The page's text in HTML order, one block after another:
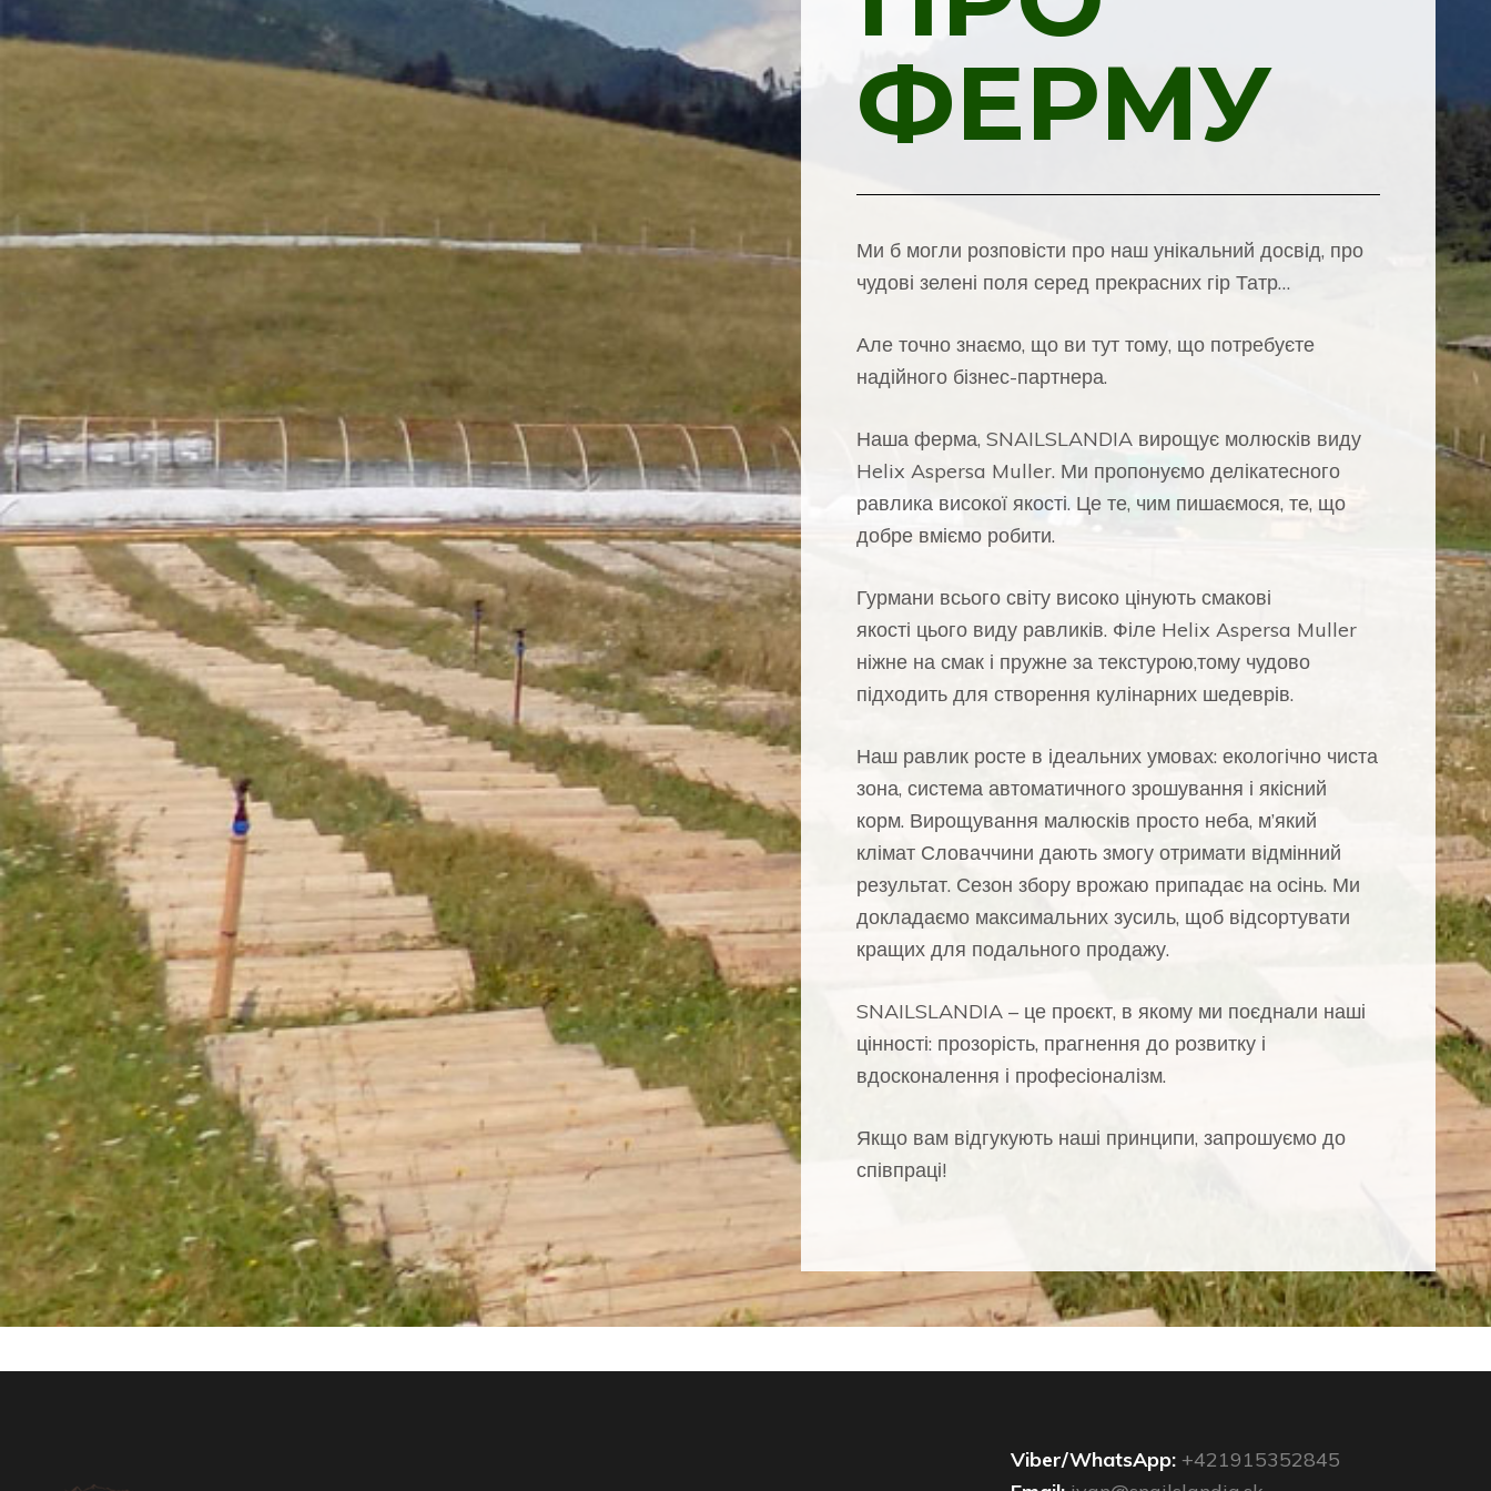
ФЕРМУ
Ми б могли розповісти про наш унікальний досвід, про
чудові зелені поля серед прекрасних гір Татр…
Але точно знаємо, що ви тут тому, що потребуєте
надійного бізнес-партнера.
Наша ферма, SNAILSLANDIA вирощує молюсків виду
Helix Aspersa Muller. Ми пропонуємо делікатесного
равлика високої якості. Це те, чим пишаємося, те, що
добре вміємо робити.
Гурмани всього світу високо цінують смакові
якості цього виду равликів. Філе Helix Aspersa Muller
ніжне на смак і пружне за текстурою,тому чудово
підходить для створення кулінарних шедеврів.
Наш равлик росте в ідеальних умовах: екологічно чиста
зона, система автоматичного зрошування і якісний
корм. Вирощування малюсків просто неба, м’який
клімат Словаччини дають змогу отримати відмінний
результат. Сезон збору врожаю припадає на осінь. Ми
докладаємо максимальних зусиль, щоб відсортувати
кращих для подального продажу.
SNAILSLANDIA – це проєкт, в якому ми поєднали наші
цінності: прозорість, прагнення до розвитку і
вдосконалення і професіоналізм.
Якщо вам відгукують наші принципи, запрошуємо до
співпраці!
Viber/WhatsApp: +421915352845